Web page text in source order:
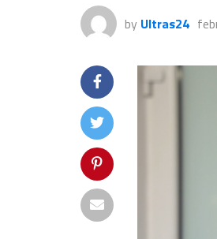
by Ultras24